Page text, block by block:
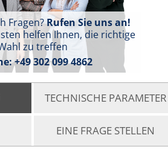
Fragen?Rufen Sie uns an!
helfen Ihnen, die richtige
zu treffen
+49 302 099 4862
TECHNISCHE PARAMETER
EINE FRAGE STELLEN